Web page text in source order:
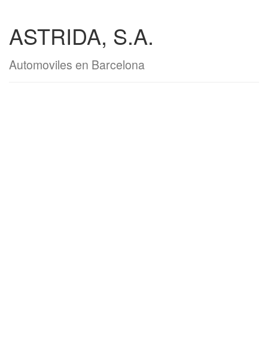
ASTRIDA, S.A.
Automoviles en Barcelona